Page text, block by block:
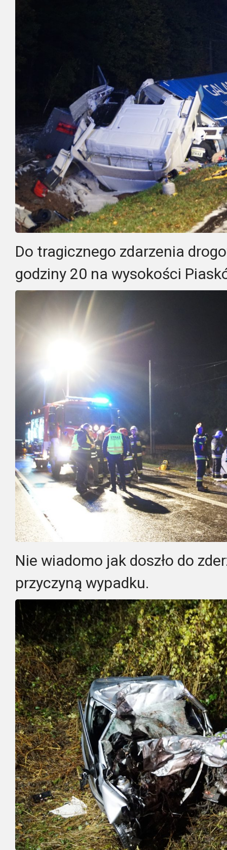
Do tragicznego zdarzenia
godziny 20 na wysokości
Nie wiadomo jak doszło do
przyczyną wypadku.